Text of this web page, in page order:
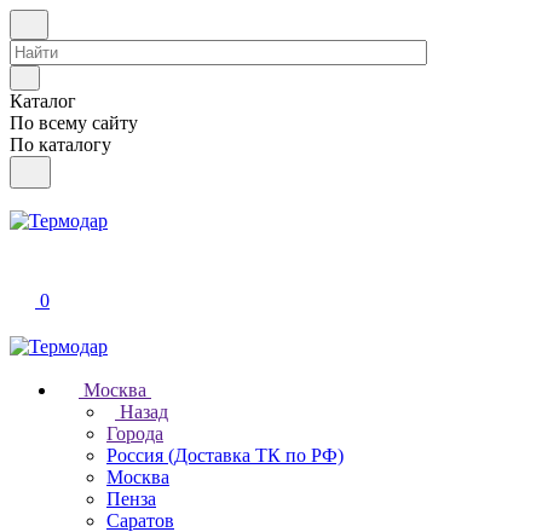
Каталог
По всему сайту
По каталогу
0
Москва
Назад
Города
Россия (Доставка ТК по РФ)
Москва
Пенза
Саратов